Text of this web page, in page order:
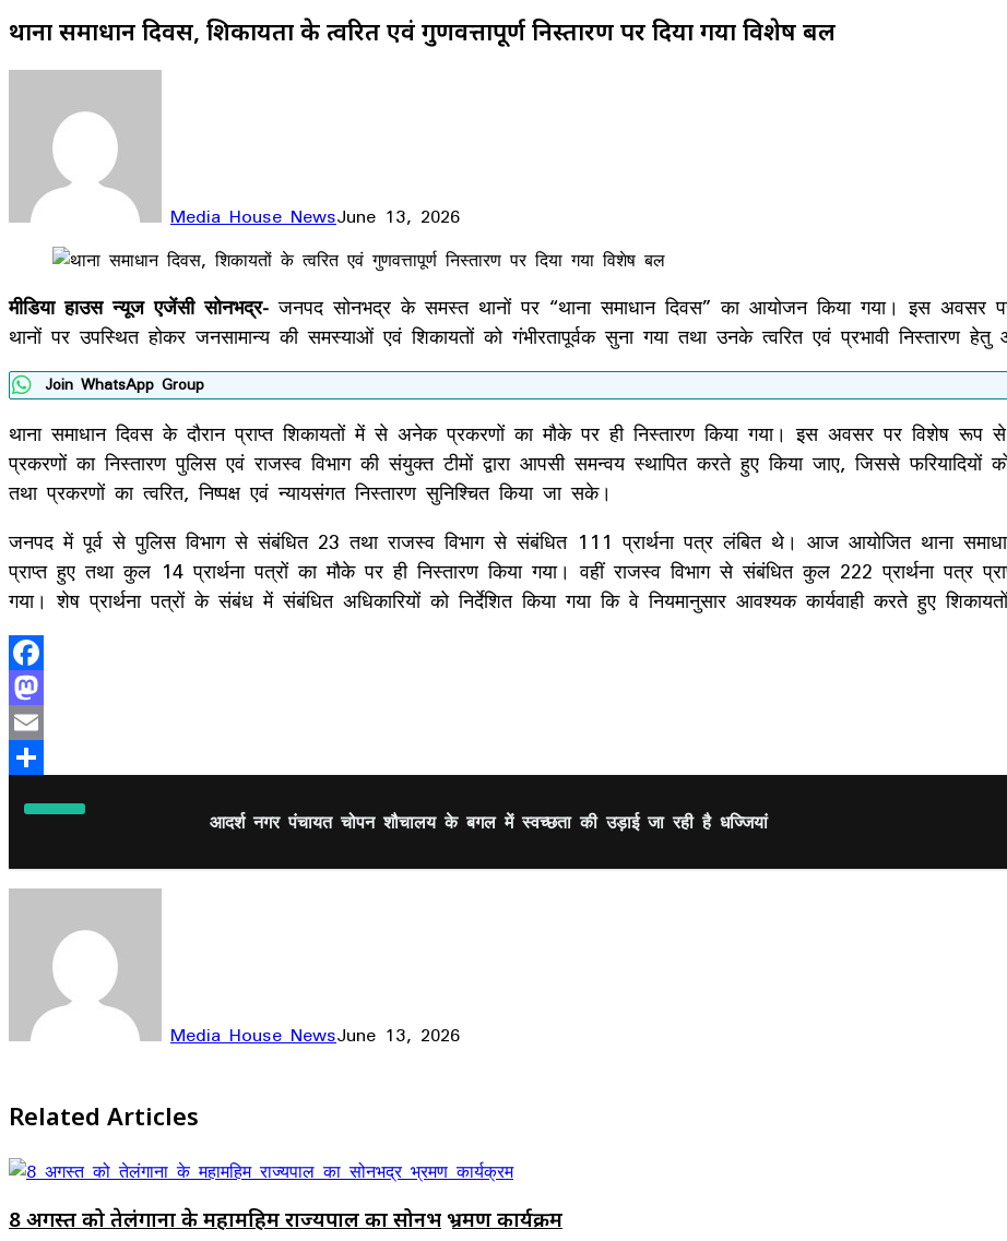
थाना समाधान दिवस, शिकायतों के त्वरित एवं गुणवत्तापूर्ण निस्तारण पर दिया गया विशेष बल
Media House NewsJune 13, 2026
Facebook
LinkedIn
WhatsApp
Telegram
मीडिया हाउस न्यूज एजेंसी सोनभद्र- जनपद सोनभद्र के समस्त थानों पर “थाना समाधान दिवस” का आयोजन किया गया। इस अवसर पर
थानों पर उपस्थित होकर जनसामान्य की समस्याओं एवं शिकायतों को गंभीरतापूर्वक सुना गया तथा उनके त्वरित एवं प्रभावी निस्तारण हेतु
Join WhatsApp Group
थाना समाधान दिवस के दौरान प्राप्त शिकायतों में से अनेक प्रकरणों का मौके पर ही निस्तारण किया गया। इस अवसर पर विशेष रूप से
प्रकरणों का निस्तारण पुलिस एवं राजस्व विभाग की संयुक्त टीमों द्वारा आपसी समन्वय स्थापित करते हुए किया जाए, जिससे
तथा प्रकरणों का त्वरित, निष्पक्ष एवं न्यायसंगत निस्तारण सुनिश्चित किया जा सके।
जनपद में पूर्व से पुलिस विभाग से संबंधित 23 तथा राजस्व विभाग से संबंधित 111 प्रार्थना पत्र लंबित थे। आज आयोजित थाना
प्राप्त हुए तथा कुल 14 प्रार्थना पत्रों का मौके पर ही निस्तारण किया गया। वहीं राजस्व विभाग से संबंधित कुल 222 प्रार्थना पत्र
गया। शेष प्रार्थना पत्रों के संबंध में संबंधित अधिकारियों को निर्देशित किया गया कि वे नियमानुसार आवश्यक कार्यवाही करते हुए
Facebook
Mastodon
Email
आदर्श नगर पंचायत चोपन शौचालय के बगल में स्वच्छता की उड़ाई जा रही है धज्जियां
Media House NewsJune 13, 2026
Related Articles
8 अगस्त को तेलंगाना के महामहिम राज्यपाल का सोनभद्र भ्रमण कार्यक्रम